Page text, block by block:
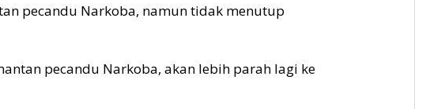
pecandu Narkoba, namun tidak menutup
pecandu Narkoba, akan lebih parah lagi ke